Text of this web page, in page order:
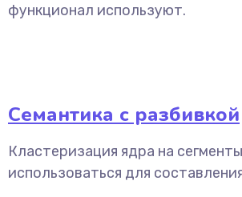
функционал используют.
Семантика с разбивкой
Кластеризация ядра на
использоваться для